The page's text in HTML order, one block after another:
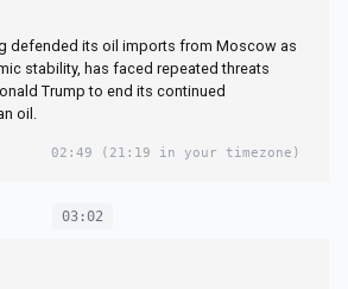
defended its oil imports from Moscow as
stability, has faced repeated threats
Trump to end its continued
oil.
02:49 (21:19 in your timezone)
03:02